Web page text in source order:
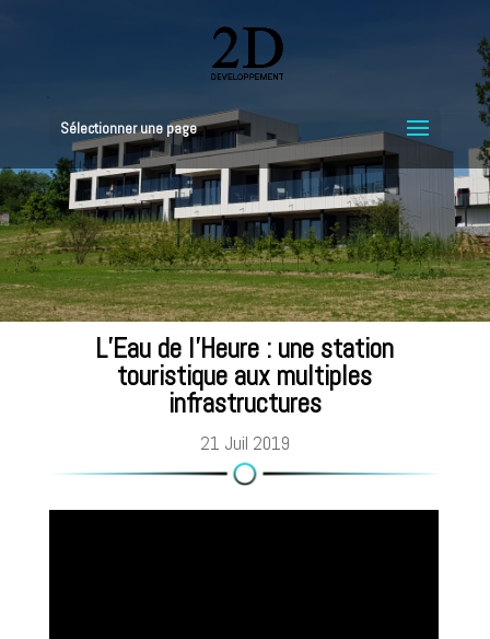
Sélectionner une page
L’Eau de l’Heure : une station
touristique aux multiples
infrastructures
21 Juil 2019